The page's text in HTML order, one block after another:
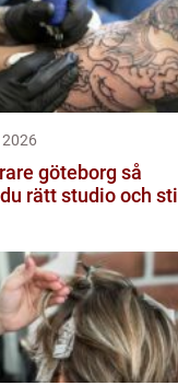
göteborg så
rätt studio och stil